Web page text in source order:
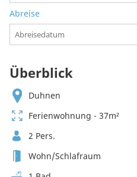
Abreise
Überblick
Duhnen
Ferienwohnung - 37m²
2 Pers.
Wohn/Schlafraum